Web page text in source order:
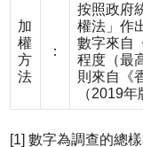
加
權
方
法
：
按照政府
權法」作
數字來自
程度（最
則來自《
（2019年
[1] 數字為調查的總